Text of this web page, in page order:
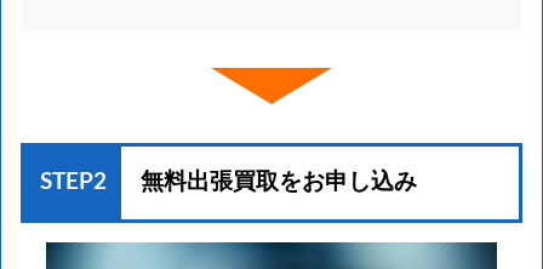
STEP2 無料出張買取をお申し込み